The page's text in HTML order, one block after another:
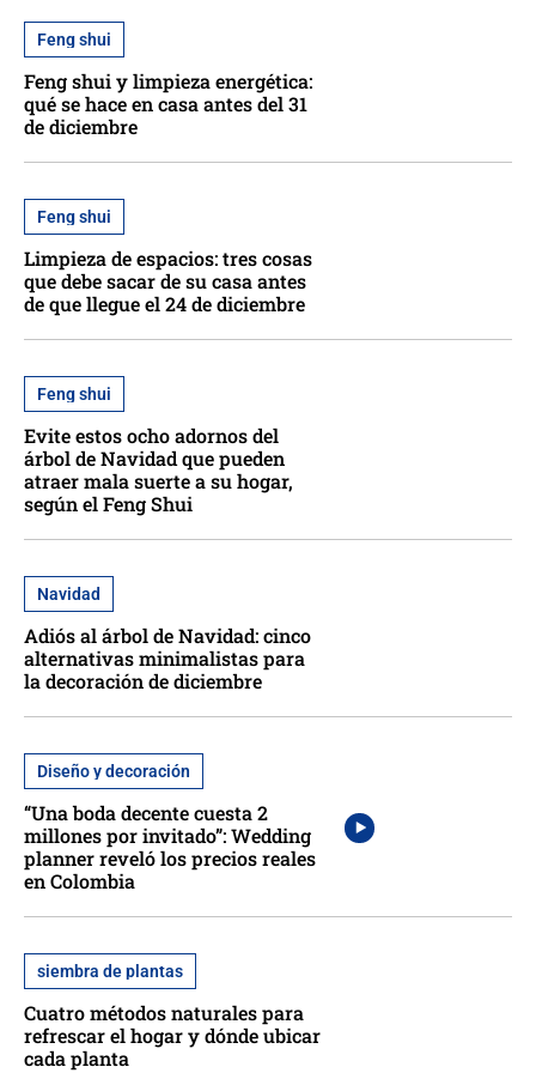
Feng shui
Feng shui y limpieza energética:
qué se hace en casa antes del 31
de diciembre
Feng shui
Limpieza de espacios: tres cosas
que debe sacar de su casa antes
de que llegue el 24 de diciembre
Feng shui
Evite estos ocho adornos del
árbol de Navidad que pueden
atraer mala suerte a su hogar,
según el Feng Shui
Navidad
Adiós al árbol de Navidad: cinco
alternativas minimalistas para
la decoración de diciembre
Diseño y decoración
“Una boda decente cuesta 2
millones por invitado”: Wedding
planner reveló los precios reales
en Colombia
siembra de plantas
Cuatro métodos naturales para
refrescar el hogar y dónde ubicar
cada planta